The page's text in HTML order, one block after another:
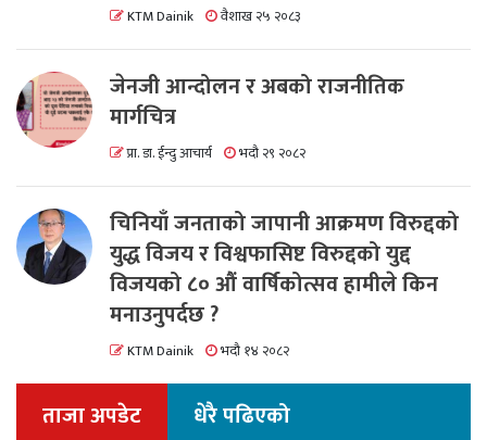
KTM Dainik वैशाख २५ २०८३
जेनजी आन्दोलन र अबको राजनीतिक
मार्गचित्र
प्रा. डा. ईन्दु आचार्य भदौ २९ २०८२
चिनियाँ जनताको जापानी आक्रमण विरुद्दको
युद्ध विजय र विश्वफासिष्ट विरुद्दको युद्द
विजयको ८० औं वार्षिकोत्सव हामीले किन
मनाउनुपर्दछ ?
KTM Dainik भदौ १४ २०८२
ताजा अपडेट धेरै पढिएको